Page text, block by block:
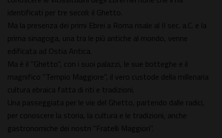
identificati per tre secoli: il Ghetto.
Ma la presenza dei primi Ebrei a Roma risale al II sec. a.C. e la
prima sinagoga, una tra le più antiche al mondo, venne
edificata ad Ostia Antica.
Ma è il "Ghetto", con i suoi palazzi, le sue botteghe e il
magnifico "Tempio Maggiore", il vero custode della millenaria
cultura ebraica fatta di riti e tradizioni.
Una passeggiata per le vie del Ghetto, partendo dalle radici,
per conoscere la storia, la cultura e le tradizioni, anche
gastronomiche dei nostri "Fratelli Maggiori".